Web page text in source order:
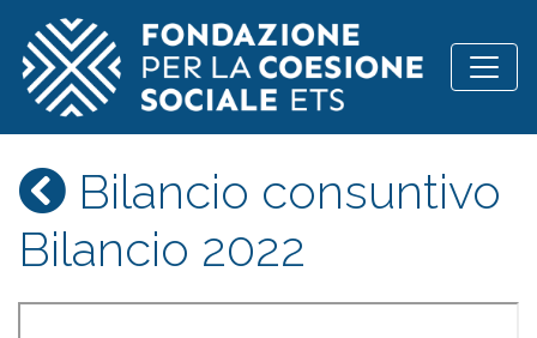
Vai al contenuto
Bilancio consuntivo
Bilancio 2022